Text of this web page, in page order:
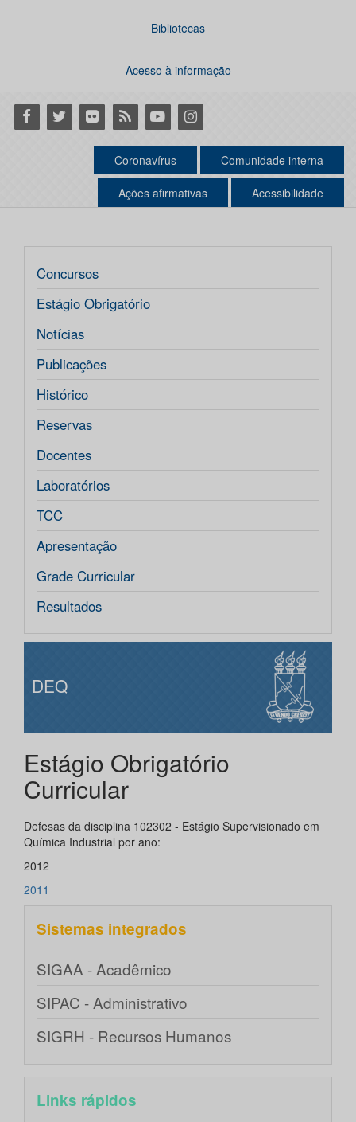
Bibliotecas
Acesso à informação
Facebook
Twitter Flickr RSS YoutubeInstagram
Coronavírus Comunidade interna
Ações afirmativas Acessibilidade
Concursos
Estágio Obrigatório
Notícias
Publicações
Histórico
Reservas
Docentes
Laboratórios
TCC
Apresentação
Grade Curricular
Resultados
DEQ
Estágio Obrigatório
Curricular
Defesas da disciplina 102302 - Estágio Supervisionado em
Química Industrial por ano:
2012
2011
Sistemas integrados
SIGAA - Acadêmico
SIPAC - Administrativo
SIGRH - Recursos Humanos
Links rápidos